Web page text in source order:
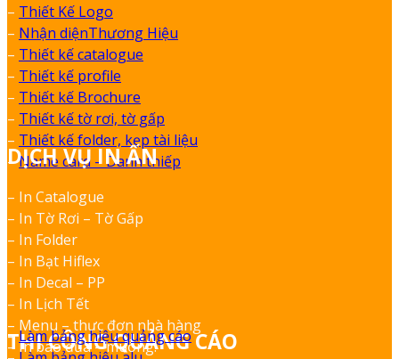
– Thiết Kế Logo
– Nhận diệnThương Hiệu
– Thiết kế catalogue
– Thiết kế profile
– Thiết kế Brochure
– Thiết kế tờ rơi, tờ gấp
– Thiết kế folder, kẹp tài liệu
–Name card – Danh thiếp
DỊCH VỤ IN ẤN
– In Catalogue
– In Tờ Rơi – Tờ Gấp
– In Folder
– In Bạt Hiflex
– In Decal – PP
– In Lịch Tết
– Menu – thực đơn nhà hàng
– In bao đũa – muỗng.
THI CÔNG QUẢNG CÁO
–Làm bảng hiệu quảng cáo